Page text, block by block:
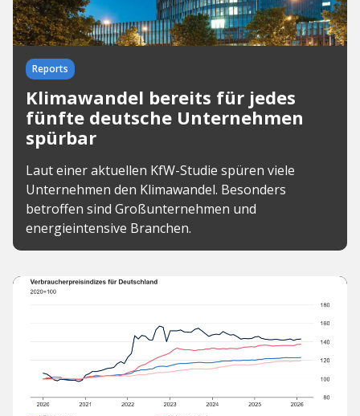
Reports
Klimawandel bereits für jedes
fünfte deutsche Unternehmen
spürbar
Laut einer aktuellen KfW-Studie spüren viele
Unternehmen den Klimawandel. Besonders
betroffen sind Großunternehmen und
energieintensive Branchen.